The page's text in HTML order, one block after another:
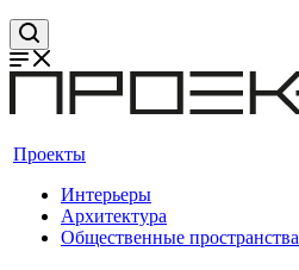
Проекты
Интерьеры
Архитектура
Общественные пространства